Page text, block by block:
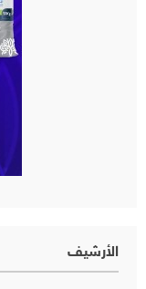
الأرشيف